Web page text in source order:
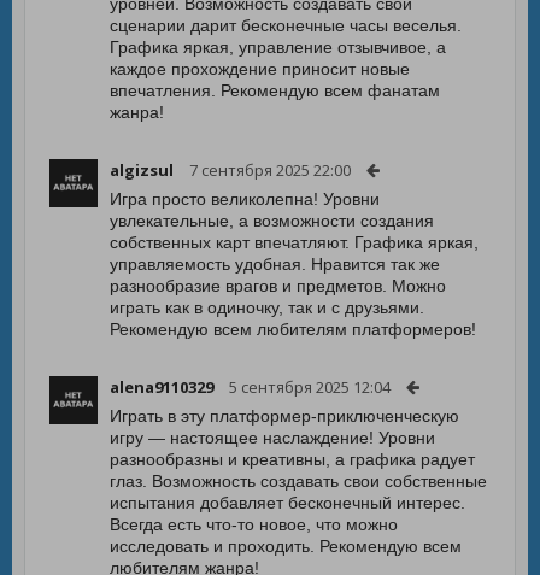
сценарии дарит бесконечные часы веселья.
Графика яркая, управление отзывчивое, а
каждое прохождение приносит новые
впечатления. Рекомендую всем фанатам
жанра!
algizsul 7 сентября 2025 22:00
Игра просто великолепна! Уровни
увлекательные, а возможности создания
собственных карт впечатляют. Графика яркая,
управляемость удобная. Нравится так же
разнообразие врагов и предметов. Можно
играть как в одиночку, так и с друзьями.
Рекомендую всем любителям платформеров!
alena9110329 5 сентября 2025 12:04
Играть в эту платформер-приключенческую
игру — настоящее наслаждение! Уровни
разнообразны и креативны, а графика радует
глаз. Возможность создавать свои собственные
испытания добавляет бесконечный интерес.
Всегда есть что-то новое, что можно
исследовать и проходить. Рекомендую всем
любителям жанра!